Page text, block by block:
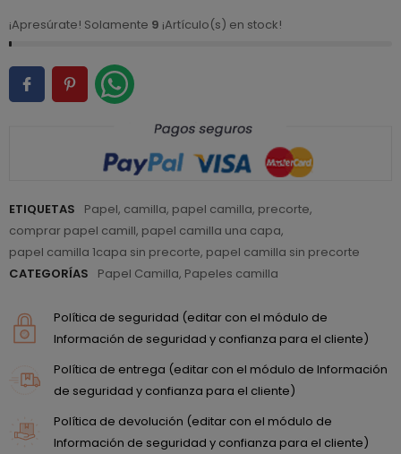
¡Apresúrate! Solamente 9 ¡Artículo(s) en stock!
ETIQUETAS Papel, camilla, papel camilla, precorte,
comprar papel camill, papel camilla una capa,
papel camilla 1capa sin precorte, papel camilla sin precorte
CATEGORÍAS
Papel Camilla, Papeles camilla
Política de seguridad (editar con el módulo de
Información de seguridad y confianza para el cliente)
Política de entrega (editar con el módulo de Información
de seguridad y confianza para el cliente)
Política de devolución (editar con el módulo de
Información de seguridad y confianza para el cliente)